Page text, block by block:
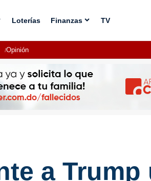
Loterías Finanzas TV
Opinión
a